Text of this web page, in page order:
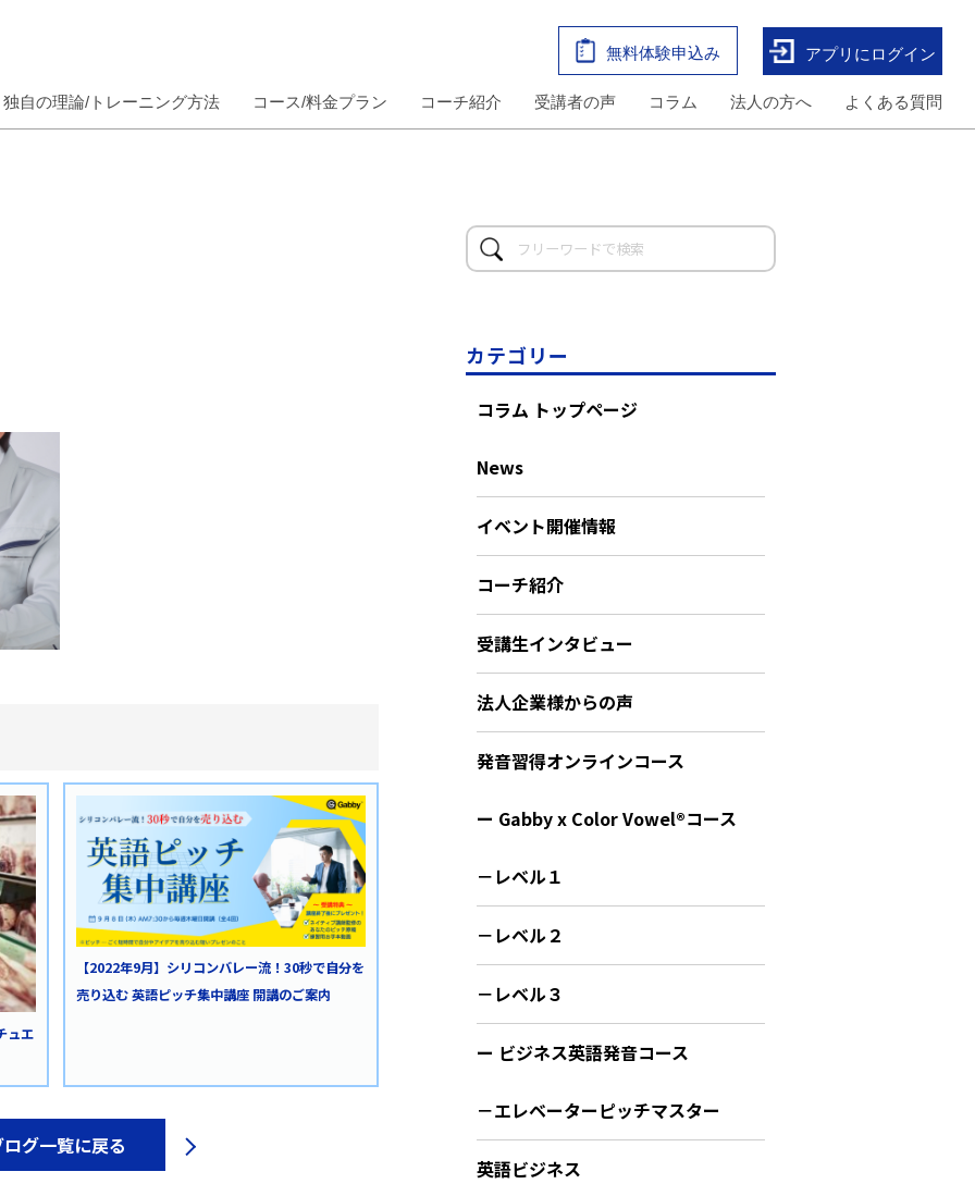
無料体験申込み アプリにログイン
独自の理論/トレーニング方法 コース/料金プラン コーチ紹介 受講者の声 コラム 法人の方へ よくある質問
ュエ
【2022年9月】シリコンバレー流！30秒で自分を
売り込む 英語ピッチ集中講座 開講のご案内
グ一覧に戻る
カテゴリー
コラム トップページ
News
イベント開催情報
コーチ紹介
受講生インタビュー
法人企業様からの声
発音習得オンラインコース
ー Gabby x Color Vowel®︎コース
－レベル１
－レベル２
－レベル３
ー ビジネス英語発音コース
－エレベーターピッチマスター
英語ビジネス